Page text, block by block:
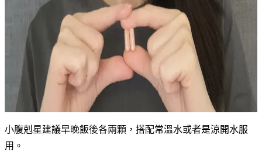
小腹剋星建議早晚飯後各兩顆，搭配常溫水或者是涼開水服
用。